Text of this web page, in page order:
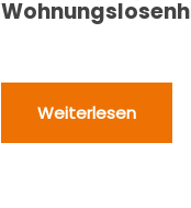
Weiterlesen